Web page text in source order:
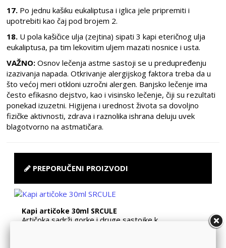
17. Po jednu kašiku eukaliptusa i iglica jele pripremiti i
upotrebiti kao čaj pod brojem 2.
18. U pola kašičice ulja (zejtina) sipati 3 kapi eteričnog ulja
eukaliptusa, pa tim lekovitim uljem mazati nosnice i usta.
VAŽNO: Osnov lečenja astme sastoji se u predupređenju
izazivanja napada. Otkrivanje alergijskog faktora treba da u
što većoj meri otkloni uzročni alergen. Banjsko lečenje ima
često efikasno dejstvo, kao i visinsko lečenje, čiji su rezultati
ponekad izuzetni. Higijena i urednost života sa dovoljno
fizičke aktivnosti, zdrava i raznolika ishrana deluju uvek
blagotvorno na astmatičara.
PREPORUČENI PROIZVODI
Kapi artičoke 30ml SRCULE
Artičoka sadrži gorke i druge sastojke k...